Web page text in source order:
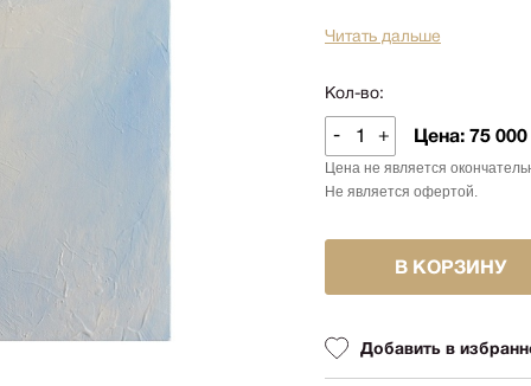
Техника
Морской пейзаж
Читать дальше
Кол-во:
- + Цена: 75
Цена не является
Не является офертой.
В КОРЗИНУ
Добавить в